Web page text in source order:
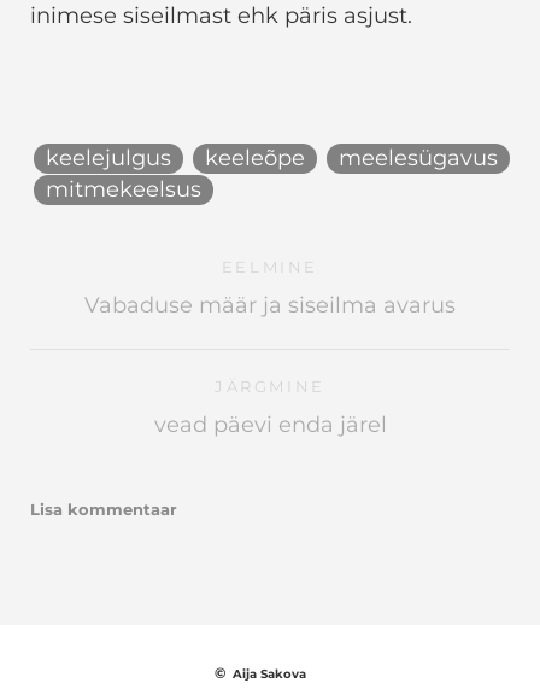
inimese siseilmast ehk päris asjust.
keelejulgus keeleõpe
meelesügavus
mitmekeelsus
EELMINE
Vabaduse määr ja siseilma avarus
JÄRGMINE
vead päevi enda järel
Lisa kommentaar
©Aija Sakova